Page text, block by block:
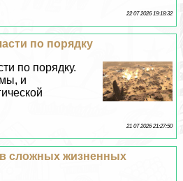
22 07 2026 19:18:32
по порядку
по порядку.
и
21 07 2026 21:27:50
сложных жизненных